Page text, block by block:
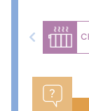
Previous